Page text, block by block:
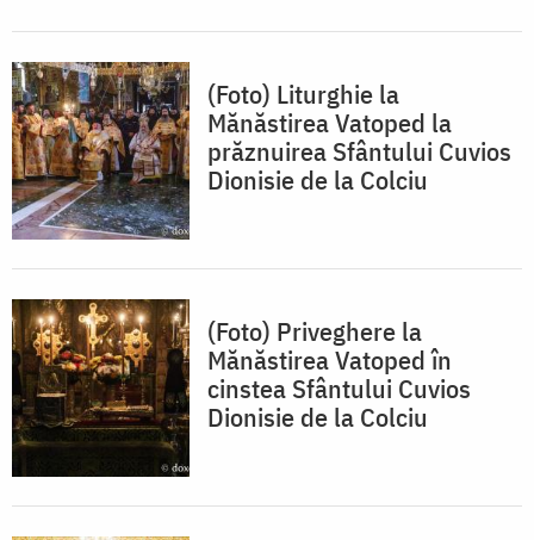
(Foto) Liturghie la
Mănăstirea Vatoped la
prăznuirea Sfântului Cuvios
Dionisie de la Colciu
(Foto) Priveghere la
Mănăstirea Vatoped în
cinstea Sfântului Cuvios
Dionisie de la Colciu